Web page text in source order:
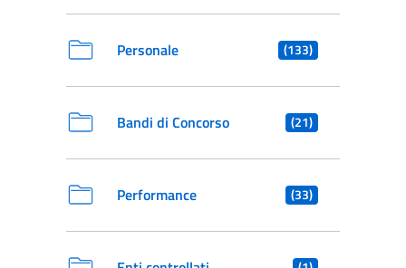
Personale (133)
Bandi di Concorso (21)
Performance (33)